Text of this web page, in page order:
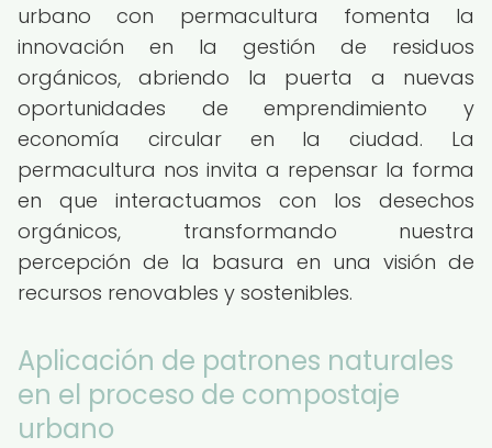
urbano con permacultura fomenta la
innovación en la gestión de residuos
orgánicos, abriendo la puerta a nuevas
oportunidades de emprendimiento y
economía circular en la ciudad. La
permacultura nos invita a repensar la forma
en que interactuamos con los desechos
orgánicos, transformando nuestra
percepción de la basura en una visión de
recursos renovables y sostenibles.
Aplicación de patrones naturales
en el proceso de compostaje
urbano